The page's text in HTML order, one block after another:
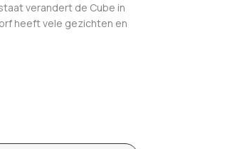
verandert de Cube in
heeft vele gezichten en